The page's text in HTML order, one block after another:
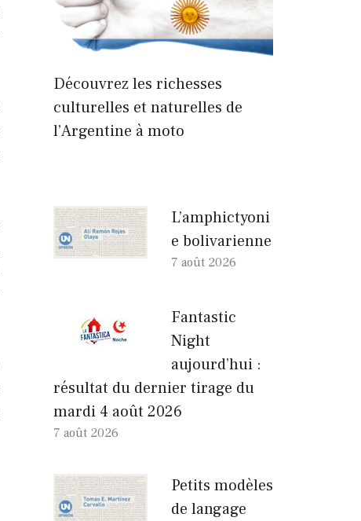
Découvrez les richesses
culturelles et naturelles de
l’Argentine à moto
L’amphictyoni
e bolivarienne
7 août 2026
Fantastic
Night
aujourd’hui :
résultat du dernier tirage du
mardi 4 août 2026
7 août 2026
Petits modèles
de langage